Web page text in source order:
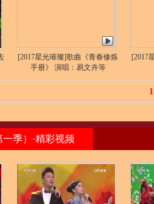
[2017星光璀璨]歌曲《青春修炼
手册》 演唱：易文卉等
[2017
1
季）·精彩视频